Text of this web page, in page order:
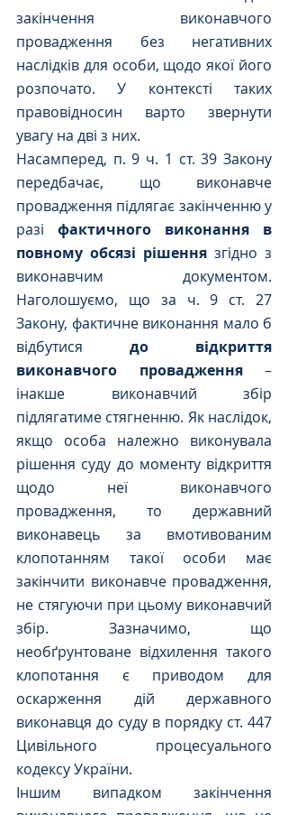
закінчення виконавчого
провадження без негативних
наслідків для особи, щодо якої його
розпочато. У контексті таких
правовідносин варто звернути
увагу на дві з них.
Насамперед, п. 9 ч. 1 ст. 39 Закону
передбачає, що виконавче
провадження підлягає закінченню у
разі фактичного виконання в
повному обсязі рішення згідно з
виконавчим документом.
Наголошуємо, що за ч. 9 ст. 27
Закону, фактичне виконання мало б
відбутися до відкриття
виконавчого провадження –
інакше виконавчий збір
підлягатиме стягненню. Як наслідок,
якщо особа належно виконувала
рішення суду до моменту відкриття
щодо неї виконавчого
провадження, то державний
виконавець за вмотивованим
клопотанням такої особи має
закінчити виконавче провадження,
не стягуючи при цьому виконавчий
збір. Зазначимо, що
необґрунтоване відхилення такого
клопотання є приводом для
оскарження дій державного
виконавця до суду в порядку ст. 447
Цивільного процесуального
кодексу України.
Іншим випадком закінчення